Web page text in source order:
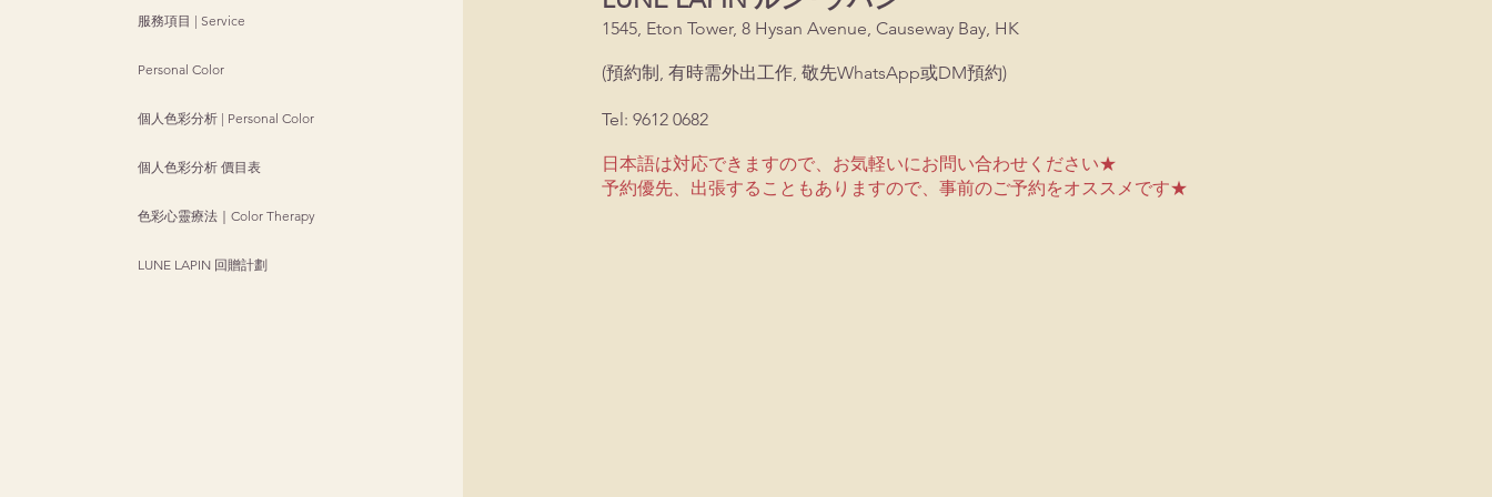
服務項目 | Service
Personal Color
個人色彩分析 | Personal Color
個人色彩分析 價目表
色彩心靈療法｜Color Therapy
LUNE LAPIN 回贈計劃
1545, Eton Tower, 8 Hysan Avenue, Causeway Bay, HK
(預約制, 有時需外出工作, 敬先WhatsApp或DM預約)
Tel: 9612 0682
日本語は対応できますので、お気軽いにお問い合わせください★
予約優先、出張することもありますので、事前のご予約をオススメです★